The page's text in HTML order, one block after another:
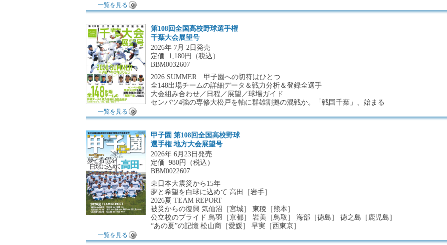
一覧を見る
第108回全国高校野球選手権
千葉大会展望号
2026年 7月 2日発売
定価 1,180円（税込）
BBM0032607
2026 SUMMER 甲子園への切符はひとつ
全148出場チームの詳細データ＆戦力分析＆登録全選手
大会組み合わせ／日程／展望／球場ガイド
センバツ4強の専修大松戸を軸に群雄割拠の混戦か。「戦国千葉」、始まる
一覧を見る
甲子園 第108回全国高校野球
選手権 地方大会展望号
2026年 6月23日発売
定価 980円（税込）
BBM0022607
東日本大震災から15年
夢と希望を白球に込めて 高田［岩手］
2026夏 TEAM REPORT
被災からの復興 気仙沼［宮城］ 東稜［熊本］
公立校のプライド 鳥羽［京都］ 岩美［鳥取］ 海部［徳島］ 徳之島［鹿児島］
“あの夏”の記憶 松山商［愛媛］ 早実［西東京］
一覧を見る